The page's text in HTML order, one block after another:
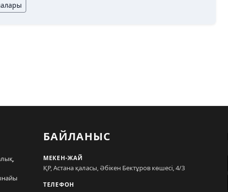
БАЙЛАНЫС
МЕКЕН-ЖАЙ
ҚР, Астана қаласы, Әбікен Бектұров көшесі, 4/3
ТЕЛЕФОН